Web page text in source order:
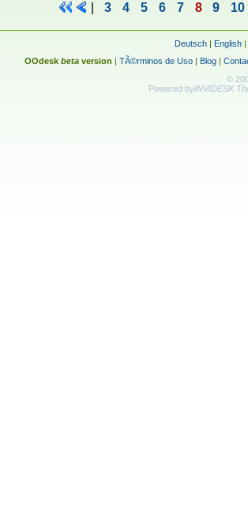
3 4 5 6 7 8 9 10
Deutsch| English|
OOdesk betaversion | TÃ©rminos de Uso| Blog|
©
Powered byINVIDESK